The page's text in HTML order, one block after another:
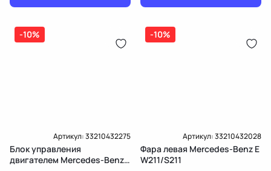
-10%
Артикул:33210432275
Блок управления
двигателем Mercedes-Benz E
-10%
Артикул:33210432028
Фара левая Mercedes-Benz E
W211/S211